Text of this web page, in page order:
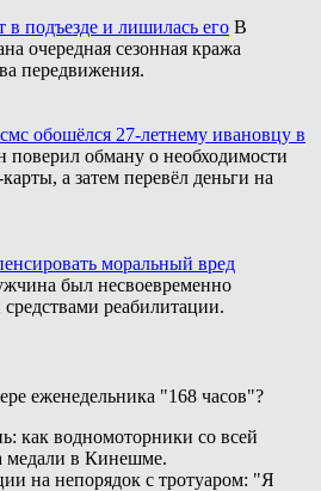
в подъезде и лишилась его В
очередная сезонная кража
передвижения.
обошёлся 27-летнему ивановцу в
поверил обману о необходимости
а затем перевёл деньги на
моральный вред
был несвоевременно
реабилитации.
еженедельника "168 часов"?
как водномоторники со всей
медали в Кинешме.
на непорядок с тротуаром: "Я